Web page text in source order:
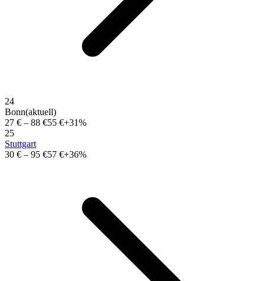
24
Bonn(aktuell)
27 € – 88 €55 €+31%
25
Stuttgart
30 € – 95 €57 €+36%